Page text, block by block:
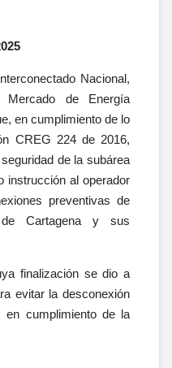
Nacional,
de Energía
en cumplimiento de lo
CREG 224 de 2016,
de la subárea
instrucción al operador
preventivas de
Cartagena y sus
finalización se dio a
evitar la desconexión
en cumplimiento de la